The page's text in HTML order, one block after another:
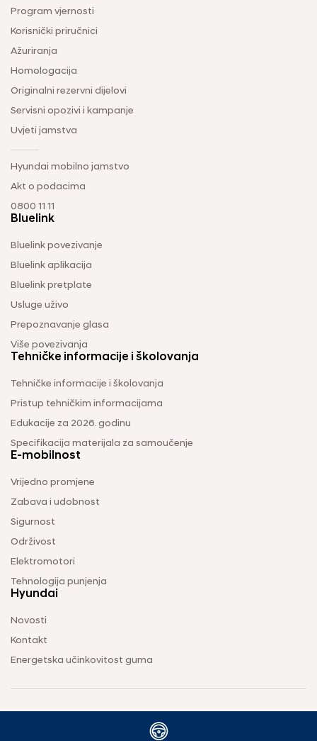
Program vjernosti
Korisnički priručnici
Ažuriranja
Homologacija
Originalni rezervni dijelovi
Servisni opozivi i kampanje
Uvjeti jamstva
Hyundai mobilno jamstvo
Akt o podacima
0800 11 11
Bluelink
Bluelink povezivanje
Bluelink aplikacija
Bluelink pretplate
Usluge uživo
Prepoznavanje glasa
Više povezivanja
Tehničke informacije i školovanja
Tehničke informacije i školovanja
Pristup tehničkim informacijama
Edukacije za 2026. godinu
Specifikacija materijala za samoučenje
E-mobilnost
Vrijedno promjene
Zabava i udobnost
Sigurnost
Održivost
Elektromotori
Tehnologija punjenja
Hyundai
Novosti
Kontakt
Energetska učinkovitost guma
2026 © AC Kotromanović d.o.o. Sva prava pridržana